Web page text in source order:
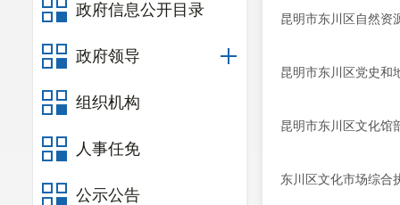
政府信息公开目录
政府领导
组织机构
人事任免
公示公告
昆明市东川区自然资
昆明市东川区党史和
昆明市东川区文化馆
东川区文化市场综合